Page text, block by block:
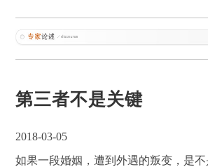
第三者不是关键
2018-03-05
如果一段婚姻，遭到外遇的叛变，是